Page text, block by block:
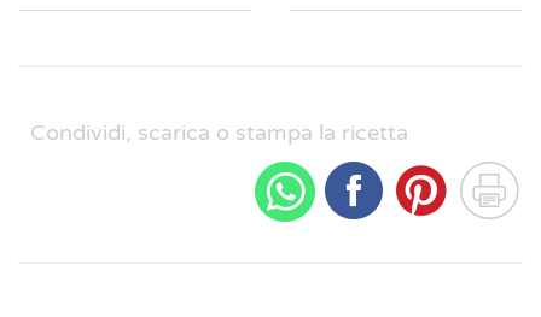
Condividi, scarica o stampa la ricetta